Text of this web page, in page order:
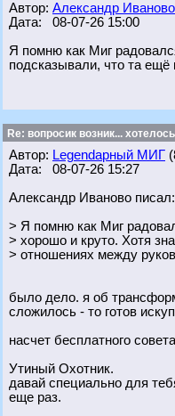
Автор: Александр Иваново
Дата: 08-07-26 15:00
Я помню как Миг
подсказывали, что та
Re: вопросик возник...
Автор: Legendарный МИГ
Дата: 08-07-26 15:27
Александр Иваново писал:
> Я помню как Миг
> хорошо и круто. Хотя
> отношениях между
было дело. я об
сложилось - то готов
насчет бесплатного
Утиный Охотник.
давай специально для
еще раз.